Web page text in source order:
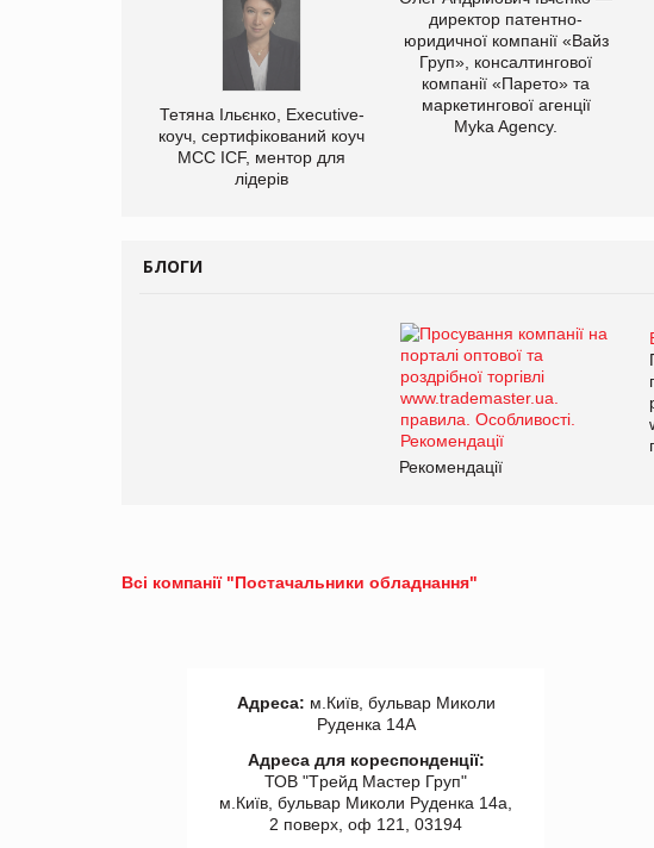
Тетяна Ільєнко, Executive-
коуч, сертифікований коуч
МСС ICF, ментор для
лідерів
директор патентно-
юридичної компанії «Вайз
Груп», консалтингової
компанії «Парето» та
маркетингової агенції
Myka Agency.
БЛОГИ
Рекомендації
Всі компанії "Постачальники обладнання"
Адреса: м.Київ, бульвар Миколи
Руденка 14А
Адреса для кореспонденції:
ТОВ "Tрейд Мастер Груп"
м.Київ, бульвар Миколи Руденка 14а,
2 поверх, оф 121, 03194